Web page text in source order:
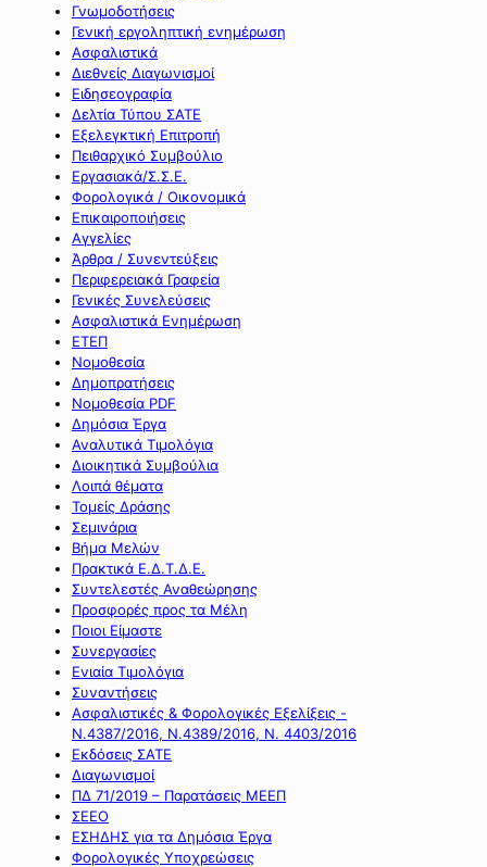
Γνωμοδοτήσεις
Γενική εργοληπτική ενημέρωση
Ασφαλιστικά
Διεθνείς Διαγωνισμοί
Ειδησεογραφία
Δελτία Τύπου ΣΑΤΕ
Εξελεγκτική Επιτροπή
Πειθαρχικό Συμβούλιο
Εργασιακά/Σ.Σ.Ε.
Φορολογικά / Οικονομικά
Επικαιροποιήσεις
Αγγελίες
Άρθρα / Συνεντεύξεις
Περιφερειακά Γραφεία
Γενικές Συνελεύσεις
Ασφαλιστικά Ενημέρωση
ΕΤΕΠ
Νομοθεσία
Δημοπρατήσεις
Νομοθεσία PDF
Δημόσια Έργα
Αναλυτικά Τιμολόγια
Διοικητικά Συμβούλια
Λοιπά θέματα
Τομείς Δράσης
Σεμινάρια
Βήμα Μελών
Πρακτικά Ε.Δ.Τ.Δ.Ε.
Συντελεστές Αναθεώρησης
Προσφορές προς τα Μέλη
Ποιοι Είμαστε
Συνεργασίες
Ενιαία Τιμολόγια
Συναντήσεις
Ασφαλιστικές & Φορολογικές Εξελίξεις -
Ν.4387/2016, Ν.4389/2016, Ν. 4403/2016
Εκδόσεις ΣΑΤΕ
Διαγωνισμοί
ΠΔ 71/2019 – Παρατάσεις ΜΕΕΠ
ΣΕΕΟ
ΕΣΗΔΗΣ για τα Δημόσια Έργα
Φορολογικές Υποχρεώσεις